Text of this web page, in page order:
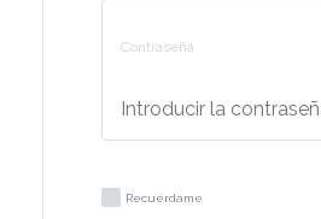
Contraseña
Recuérdame